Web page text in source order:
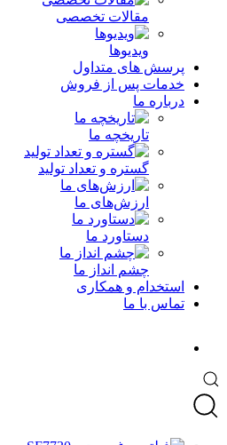
مقالات تخصصی
ویدیوها
پرسش های متداول
خدمات پس از فروش
درباره ما
تاریخچه ما
گستره و تعداد تولید
ارزش‌های ما
دستاورد ما
چشم انداز ما
استخدام و همکاری
تماس با ما